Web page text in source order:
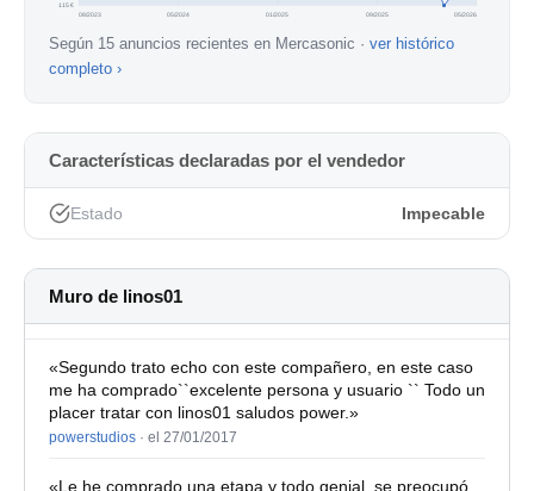
115 €
08/2023 05/2024 01/2025 09/2025 05/2026
Según 15 anuncios recientes en Mercasonic · ver histórico
completo ›
Características declaradas por el vendedor
Estado Impecable
Muro de linos01
«Segundo trato echo con este compañero, en este caso
me ha comprado``excelente persona y usuario `` Todo un
placer tratar con linos01 saludos power.»
powerstudios · el 27/01/2017
«Le he comprado una etapa y todo genial, se preocupó